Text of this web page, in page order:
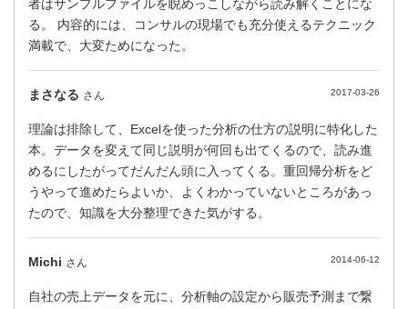
者はサンプルファイルを睨めっこしながら読み解くことにな
る。 内容的には、コンサルの現場でも充分使えるテクニック
満載で、大変ためになった。
まさなる さん 2017-03-26
理論は排除して、Excelを使った分析の仕方の説明に特化した
本。データを変えて同じ説明が何回も出てくるので、読み進
めるにしたがってだんだん頭に入ってくる。重回帰分析をど
うやって進めたらよいか、よくわかっていないところがあっ
たので、知識を大分整理できた気がする。
Michi さん 2014-06-12
自社の売上データを元に、分析軸の設定から販売予測まで繋